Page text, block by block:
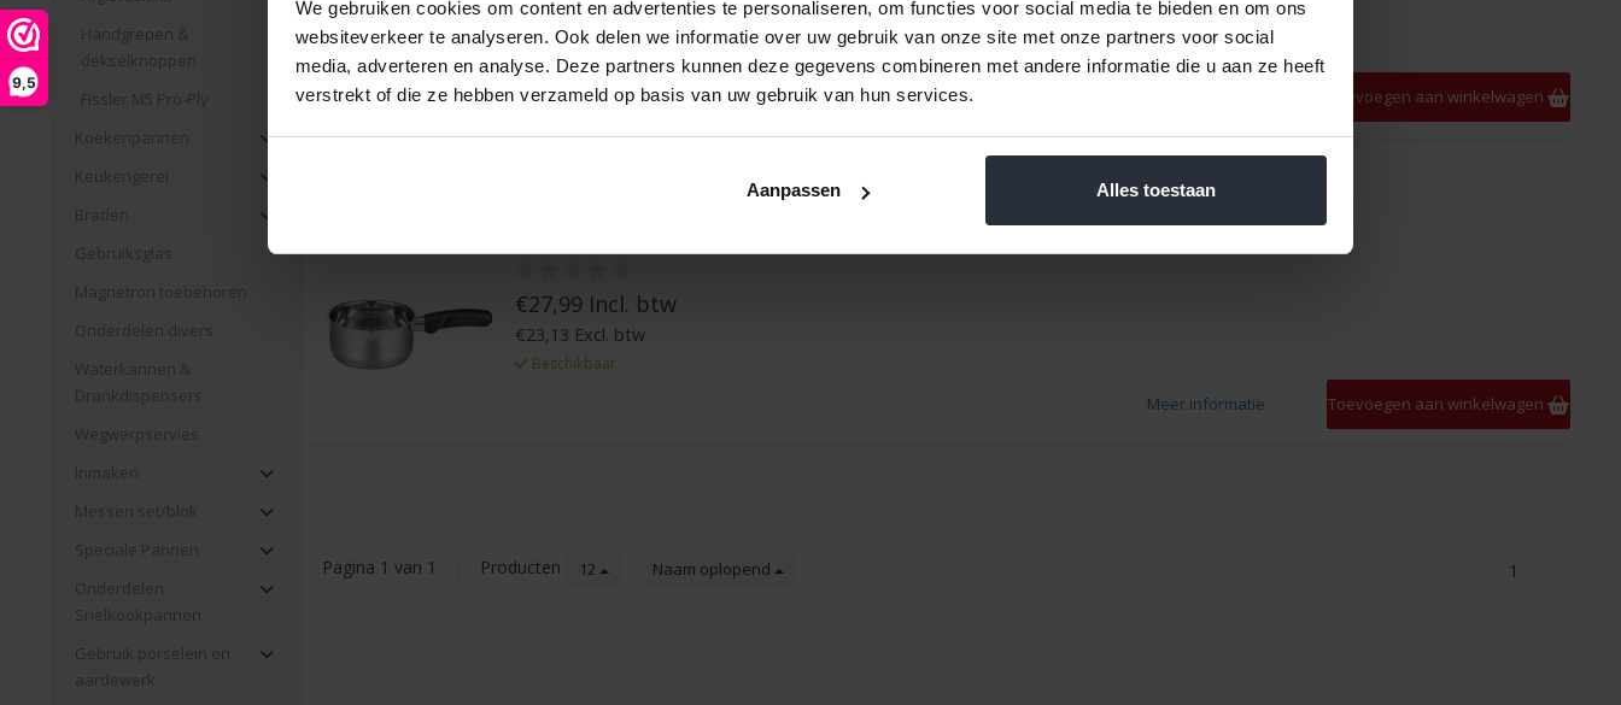
We gebruiken cookies om content en advertenties te personaliseren, om functies voor social media te bieden en om ons
websiteverkeer te analyseren. Ook delen we informatie over uw gebruik van onze site met onze partners voor social
media, adverteren en analyse. Deze partners kunnen deze gegevens combineren met andere informatie die u aan ze heeft
verstrekt of die ze hebben verzameld op basis van uw gebruik van hun services.
Aanpassen Alles toestaan
9,5
Handgrepen &
dekselknoppen
Fissler M5 Pro-Ply
Koekenpannen
Keukengerei
Braden
Gebruiksglas
Magnetron toebehoren
Onderdelen divers
Waterkannen &
Drankdispensers
Wegwerpservies
Inmaken
Messen set/blok
Speciale Pannen
Onderdelen
Snelkookpannen
Gebruik porselein en
aardewerk
€16,52 Excl. btw
Beschikbaar
Toevoegen aan winkelwagen
€27,99 Incl. btw
€23,13 Excl. btw
Beschikbaar
Toevoegen aan winkelwagen
Meer informatie
Pagina 1 van 1 Producten 12 Naam oplopend 1